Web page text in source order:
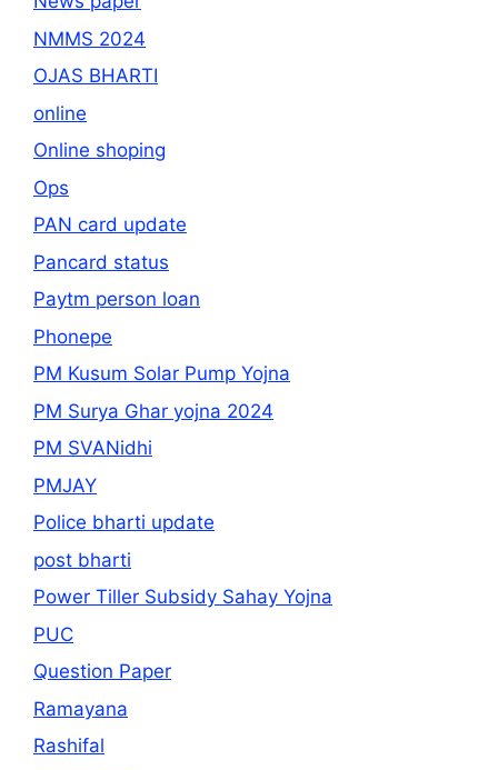
NMMS 2024
OJAS BHARTI
online
Online shoping
Ops
PAN card update
Pancard status
Paytm person loan
Phonepe
PM Kusum Solar Pump Yojna
PM Surya Ghar yojna 2024
PM SVANidhi
PMJAY
Police bharti update
post bharti
Power Tiller Subsidy Sahay Yojna
PUC
Question Paper
Ramayana
Rashifal